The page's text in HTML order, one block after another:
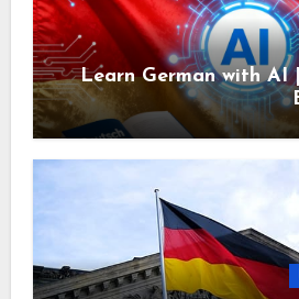
Learn German with AI